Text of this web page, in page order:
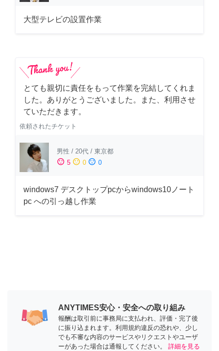
大型テレビの設置作業
とても親切に責任をもって作業を完結してくれま
した。ありがとうございました。また、利用させ
ていただきます。
依頼されたチケット
男性 / 20代 / 東京都
sentiment_satisfied 5 sentiment_neutral 0 sentiment_dissatisfied 0
windows7 デスクトップpcからwindows10ノート
pc への引っ越し作業
ANYTIMES安心・安全への取り組み
報酬は取引前に事務局に支払われ、評価・完了後
に振り込まれます。利用規約違反の恐れや、少し
でも不審な内容のサービスやリクエストやユーザ
ーがあった場合は通報してください。
詳細を見る